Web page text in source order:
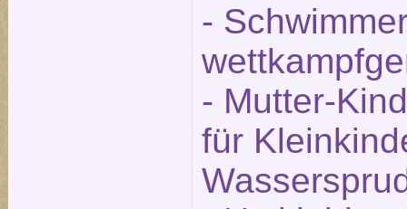
-
- Mutter-
für